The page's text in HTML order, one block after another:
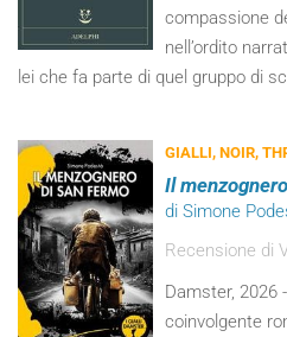
compassione
nell’ordito
lei che fa parte di quel gruppo di
GIALLI, NOIR,
Il
di Simone
Recensione di
Damster, 2026
coinvolgente